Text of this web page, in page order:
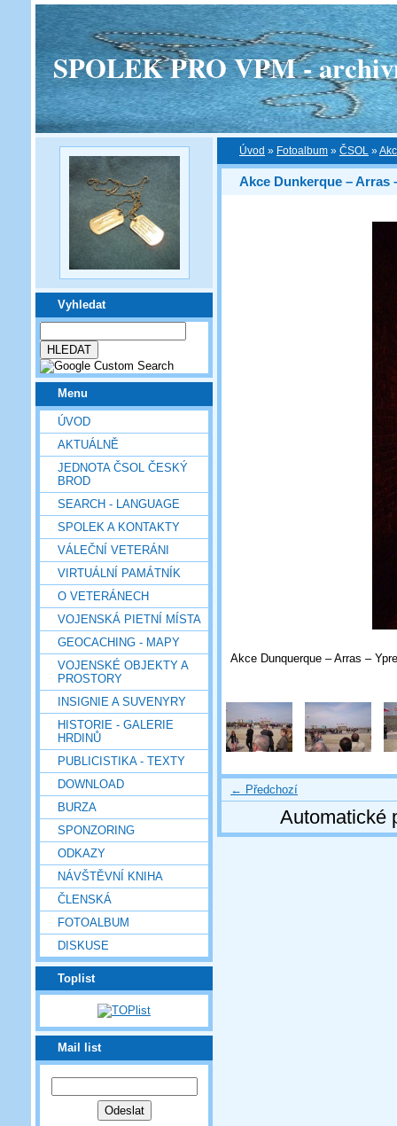
SPOLEK PRO VPM -
Vyhledat
Menu
ÚVOD
AKTUÁLNĚ
JEDNOTA ČSOL ČESKÝ
BROD
SEARCH - LANGUAGE
SPOLEK A KONTAKTY
VÁLEČNÍ VETERÁNI
VIRTUÁLNÍ PAMÁTNÍK
O VETERÁNECH
VOJENSKÁ PIETNÍ MÍSTA
GEOCACHING - MAPY
VOJENSKÉ OBJEKTY A
PROSTORY
INSIGNIE A SUVENYRY
HISTORIE - GALERIE
HRDINŮ
PUBLICISTIKA - TEXTY
DOWNLOAD
BURZA
SPONZORING
ODKAZY
NÁVŠTĚVNÍ KNIHA
ČLENSKÁ
FOTOALBUM
DISKUSE
Toplist
Mail list
Úvod » Fotoalbum » ČSOL »
Akce Dunkerque – Arras
Akce Dunquerque – Arras –
← Předchozí
Automatické